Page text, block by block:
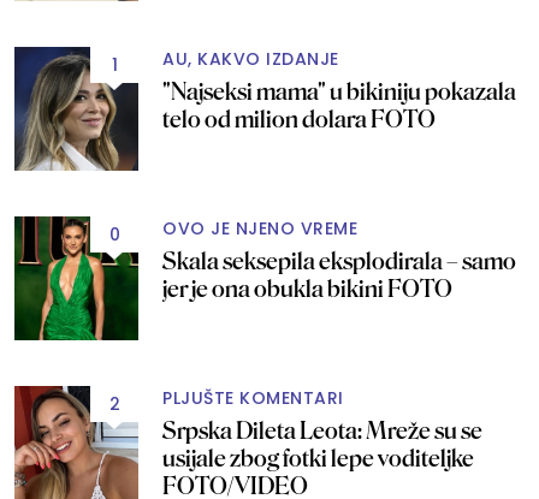
1 AU, KAKVO IZDANJE
"Najseksi mama" u bikiniju pokazala
telo od milion dolara FOTO
0 OVO JE NJENO VREME
Skala seksepila eksplodirala – samo
jer je ona obukla bikini FOTO
2 PLJUŠTE KOMENTARI
Srpska Dileta Leota: Mreže su se
usijale zbog fotki lepe voditeljke
FOTO/VIDEO